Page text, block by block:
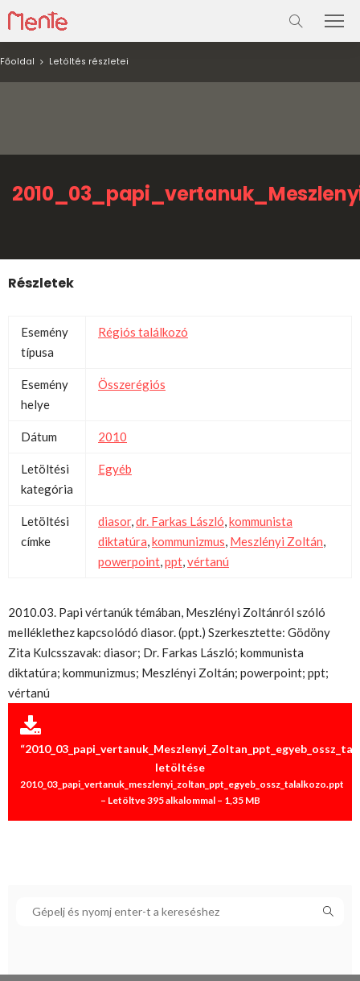
Főoldal Letöltés részletei
Részletek
Esemény
típusa
Régiós találkozó
Esemény
helye
Összerégiós
Dátum 2010
Letöltési
kategória
Egyéb
Letöltési
címke
diasor,dr. Farkas László,kommunista
diktatúra,kommunizmus, Meszlényi Zoltán,
powerpoint,ppt,vértanú
2010.03. Papi vértanúk témában, Meszlényi Zoltánról szóló
melléklethez kapcsolódó diasor. (ppt.) Szerkesztette: Gödöny
Zita Kulcsszavak: diasor; Dr. Farkas László; kommunista
diktatúra; kommunizmus; Meszlényi Zoltán; powerpoint; ppt;
vértanú
letöltése
2010_03_papi_vertanuk_meszlenyi_zoltan_ppt_egyeb_ossz_talalkozo.ppt
– Letöltve 395 alkalommal – 1,35 MB